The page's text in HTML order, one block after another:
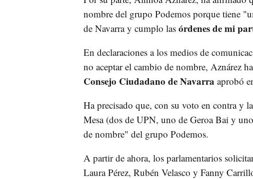
nombre del grupo Podemos porque tiene
de Navarra y cumplo las órdenes de mi
En declaraciones a los medios de
no aceptar el cambio de nombre, Aznárez
Consejo Ciudadano de Navarra aprobó
Ha precisado que, con su voto en contra y
Mesa (dos de UPN, uno de Geroa Bai y
de nombre" del grupo Podemos.
A partir de ahora, los parlamentarios
Laura Pérez, Rubén Velasco y Fanny